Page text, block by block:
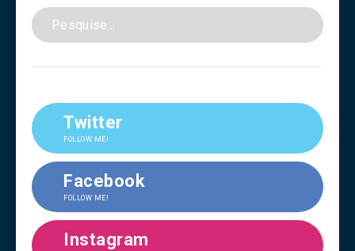
Twitter
FOLLOW ME!
Facebook
FOLLOW ME!
Instagram